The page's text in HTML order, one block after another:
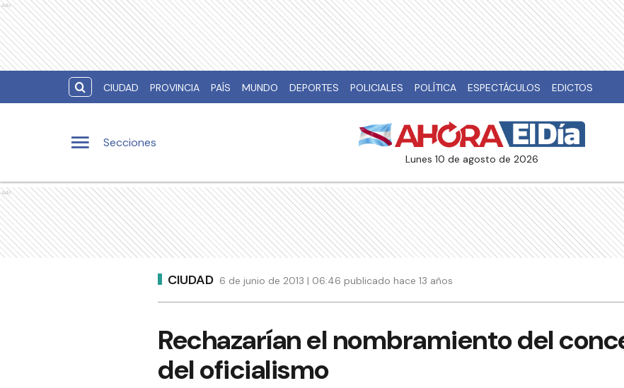
Ads
CIUDAD PROVINCIA PAÍS MUNDO DEPORTES POLICIALES POLÍTICA ESPECTÁCULOS EDICTOS
Secciones
lunes 10 de agosto de 2026
Ads
CIUDAD 6 de junio de 2013 | 06:46 publicado hace 13 años
Rechazarían el nombramiento del
del oficialismo